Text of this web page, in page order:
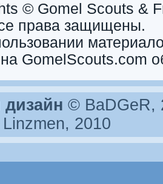
© Gomel Scouts &
права защищены.
GomelScouts.com
© BaDGeR,
2010